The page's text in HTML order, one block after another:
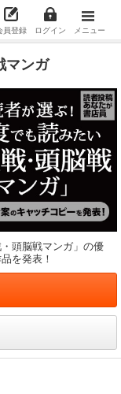
員登録 ログイン メニュー
マンガ
頭脳戦マンガ」の優
を発表！